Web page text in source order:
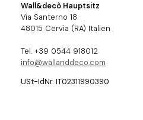
Wall&decò Hauptsitz
Via Santerno 18
48015 Cervia (RA) Italien
Tel. +39 0544 918012
info@wallanddeco.com
USt-IdNr. IT02311990390